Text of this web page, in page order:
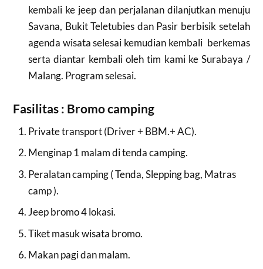
kembali ke jeep dan perjalanan dilanjutkan menuju
Savana, Bukit Teletubies dan Pasir berbisik setelah
agenda wisata selesai kemudian kembali berkemas
serta diantar kembali oleh tim kami ke Surabaya /
Malang. Program selesai.
Fasilitas : Bromo camping
Private transport (Driver + BBM.+ AC).
Menginap 1 malam di tenda camping.
Peralatan camping ( Tenda, Slepping bag, Matras
camp ).
Jeep bromo 4 lokasi.
Tiket masuk wisata bromo.
Makan pagi dan malam.